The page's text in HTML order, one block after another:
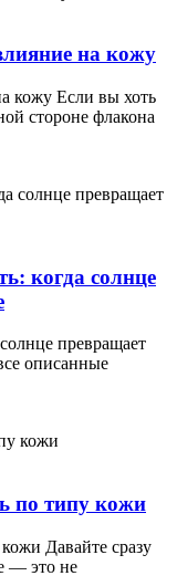
на кожу
кожу Если вы хоть
стороне флакона
когда солнце
превращает
описанные
по типу кожи
Давайте сразу
— это не